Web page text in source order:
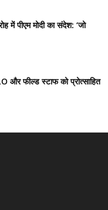
में पीएम मोदी का संदेश: ‘जो
और फील्ड स्टाफ को प्रोत्साहित